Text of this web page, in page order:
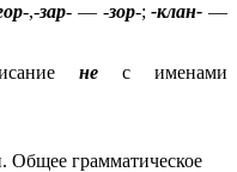
-,-зар- — -зор-; -клан-—
не с именами
Общее грамматическое